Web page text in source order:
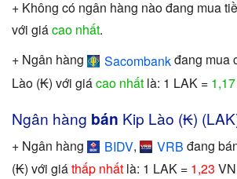
+ Không có ngân hàng nào đang mua
với giácao nhất.
+ Ngân hàng
Sacombankđang mua
Lào (₭) với giácao nhất là: 1 LAK = 1,17
Ngân hàng bán Kip Lào (₭)
+ Ngân hàng BIDV, VRB đang
(₭) với giáthấp nhất là: 1 LAK = 1,23